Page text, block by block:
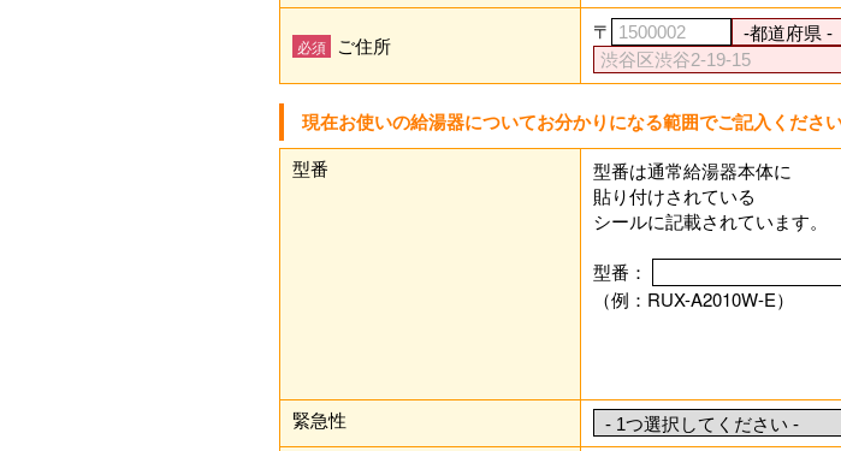
必須 ご住所
〒
現在お使いの給湯器についてお分かりになる範囲でご記入くださ
型番
型番は通常給湯器本体に
貼り付けされている
シールに記載されています。
型番：
（例：RUX-A2010W-E）
緊急性